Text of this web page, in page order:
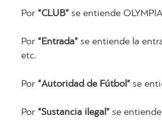
Por “CLUB” se entiende
Por “Entrada” se entiende la
etc.
Por “Autoridad de Fútbol” se
Por “Sustancia ilegal” se